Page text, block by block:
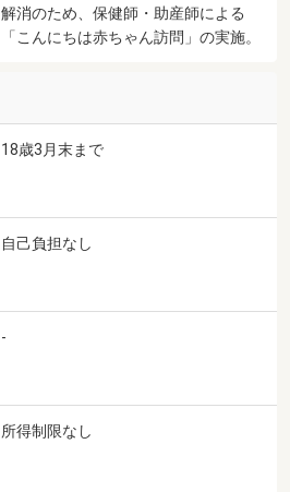
解消のため、保健師・助産師による
「こんにちは赤ちゃん訪問」の実施。
18歳3月末まで
自己負担なし
-
所得制限なし